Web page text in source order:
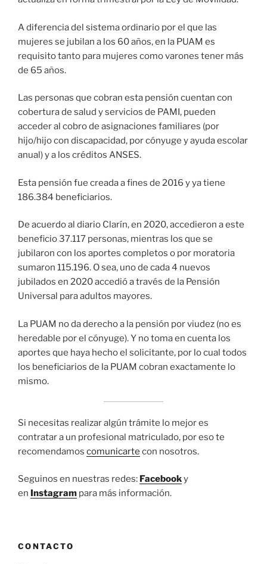
A diferencia del sistema ordinario por el que las
mujeres se jubilan a los 60 años, en la PUAM es
requisito tanto para mujeres como varones tener más
de 65 años.
Las personas que cobran esta pensión cuentan con
cobertura de salud y servicios de PAMI, pueden
acceder al cobro de asignaciones familiares (por
hijo/hijo con discapacidad, por cónyuge y ayuda escolar
anual) y a los créditos ANSES.
Esta pensión fue creada a fines de 2016 y ya tiene
186.384 beneficiarios.
De acuerdo al diario Clarín, en 2020, accedieron a este
beneficio 37.117 personas, mientras los que se
jubilaron con los aportes completos o por moratoria
sumaron 115.196. O sea, uno de cada 4 nuevos
jubilados en 2020 accedió a través de la Pensión
Universal para adultos mayores.
La PUAM no da derecho a la pensión por viudez (no es
heredable por el cónyuge). Y no toma en cuenta los
aportes que haya hecho el solicitante, por lo cual todos
los beneficiarios de la PUAM cobran exactamente lo
mismo.
Si necesitas realizar algún trámite lo mejor es
contratar a un profesional matriculado, por eso te
recomendamos comunicarte con nosotros.
Seguinos en nuestras redes: Facebooky
en Instagram para más información.
CONTACTO